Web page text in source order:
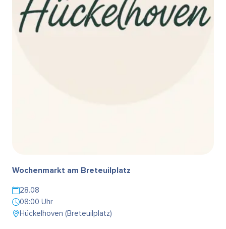
Wochenmarkt am Breteuilplatz
28.08
08:00 Uhr
Hückelhoven (Breteuilplatz)